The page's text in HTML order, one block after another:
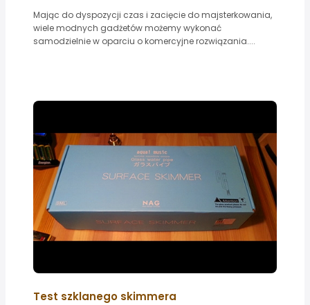
Mając do dyspozycji czas i zacięcie do majsterkowania,
wiele modnych gadżetów możemy wykonać
samodzielnie w oparciu o komercyjne rozwiązania....
Test szklanego skimmera